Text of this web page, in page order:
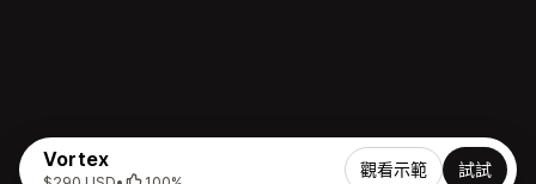
Vortex 觀看示範 試試